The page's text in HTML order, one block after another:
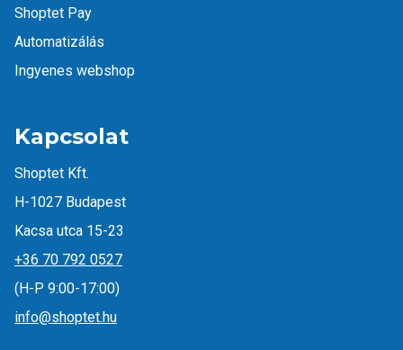
Shoptet Pay
Automatizálás
Ingyenes webshop
Kapcsolat
Shoptet Kft.
H-1027 Budapest
Kacsa utca 15-23
+36 70 792 0527
(H-P 9:00-17:00)
info@shoptet.hu